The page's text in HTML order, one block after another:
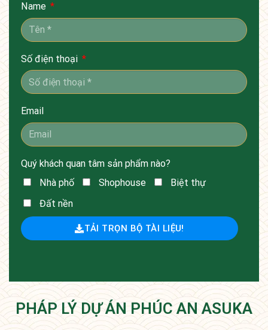
Name
Số điện thoại
Email
Quý khách quan tâm sản phẩm nào?
Nhà phố
Shophouse
Biệt thự
Đất nền
TẢI TRỌN BỘ TÀI LIỆU!
PHÁP LÝ DỰ ÁN PHÚC AN ASUKA